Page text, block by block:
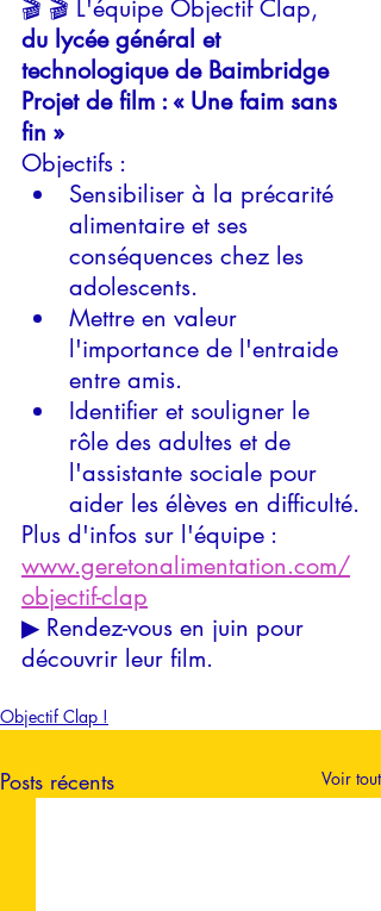
🎬 🎬 L'équipe Objectif Clap,
du lycée général et
technologique de Baimbridge
Projet de film : « Une faim sans
fin »
Objectifs :
Sensibiliser à la précarité
alimentaire et ses
conséquences chez les
adolescents.
Mettre en valeur
l'importance de l'entraide
entre amis.
Identifier et souligner le
rôle des adultes et de
l'assistante sociale pour
aider les élèves en difficulté.
Plus d'infos sur l'équipe :
www.geretonalimentation.com/
objectif-clap
▶ Rendez-vous en juin pour
découvrir leur film.
Objectif Clap !
Posts récents Voir tout